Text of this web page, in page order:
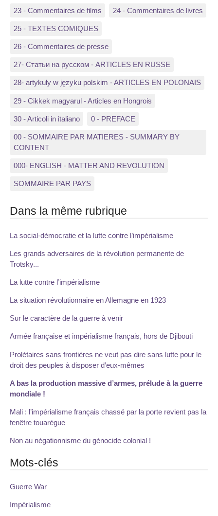
23 - Commentaires de films 24 - Commentaires de livres
25 - TEXTES COMIQUES
26 - Commentaires de presse
27- Статьи на русском - ARTICLES EN RUSSE
28- artykuły w języku polskim - ARTICLES EN POLONAIS
29 - Cikkek magyarul - Articles en Hongrois
30 - Articoli in italiano 0 - PREFACE
00 - SOMMAIRE PAR MATIERES - SUMMARY BY
CONTENT
000- ENGLISH - MATTER AND REVOLUTION
SOMMAIRE PAR PAYS
Dans la même rubrique
La social-démocratie et la lutte contre l’impérialisme
Les grands adversaires de la révolution permanente de
Trotsky...
La lutte contre l’impérialisme
La situation révolutionnaire en Allemagne en 1923
Sur le caractère de la guerre à venir
Armée française et impérialisme français, hors de Djibouti
Prolétaires sans frontières ne veut pas dire sans lutte pour le
droit des peuples à disposer d’eux-mêmes
A bas la production massive d’armes, prélude à la guerre
mondiale !
Mali : l’impérialisme français chassé par la porte revient pas la
fenêtre touarègue
Non au négationnisme du génocide colonial !
Mots-clés
Guerre War
Impérialisme